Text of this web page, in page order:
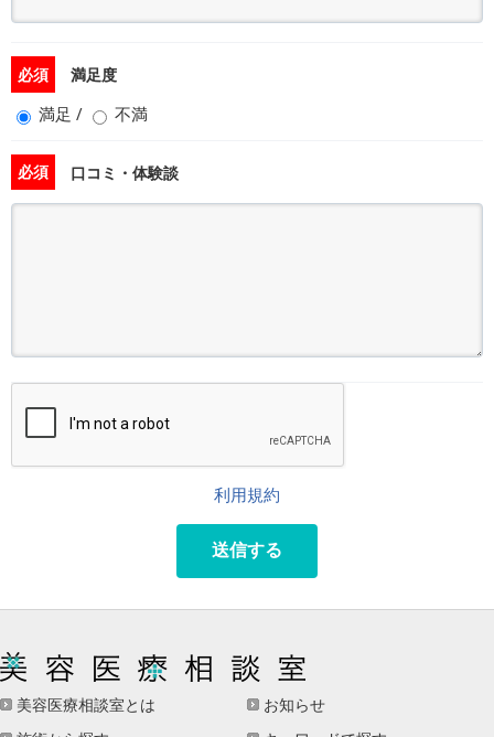
必須 満足度
満足 / 不満
必須 口コミ・体験談
利用規約
送信する
美容医療相談室とは
お知らせ